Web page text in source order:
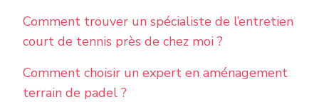
Comment trouver un spécialiste de l’entretien
court de tennis près de chez moi ?
Comment choisir un expert en aménagement
terrain de padel ?